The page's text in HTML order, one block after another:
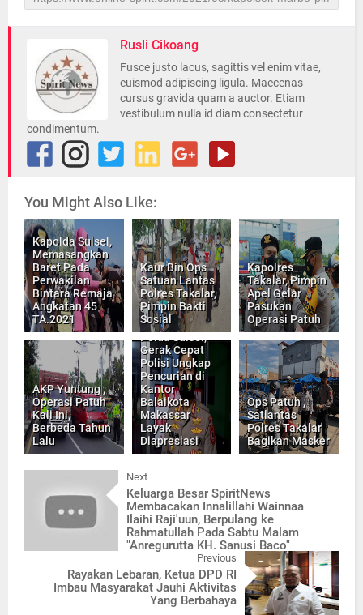
Rusli Cikoang
Fusce justo lacus, sagittis vel enim vitae,
euismod adipiscing ligula. Maecenas
cursus gravida quam a auctor. Etiam
vestibulum nulla id diam consectetur
condimentum.
You Might Also Like:
Kapolda Sulsel,
Memasangkan
Baret Pada
Perwakilan
Bintara Remaja
Angkatan 45
TA.2021
Kaur Bin Ops
Satuan Lantas
Polres Takalar,
Pimpin Bakti
Sosial
Kapolres
Takalar, Pimpin
Apel Gelar
Pasukan
Operasi Patuh
AKP Yuntung ,
Operasi Patuh
Kali Ini,
Berbeda Tahun
Lalu
Kabid Humas
Gerak Cepat
Polisi Ungkap
Pencurian di
Kantor
Balaikota
Makassar
Layak
Diapresiasi
Ops Patuh ,
Satlantas
Polres Takalar
Bagikan Masker
Next
Keluarga Besar SpiritNews
Membacakan Innalillahi Wainnaa
Ilaihi Raji'uun, Berpulang ke
Rahmatullah Pada Sabtu Malam
"Anregurutta KH. Sanusi Baco"
Previous
Rayakan Lebaran, Ketua DPD RI
Imbau Masyarakat Jauhi Aktivitas
Yang Berbahaya